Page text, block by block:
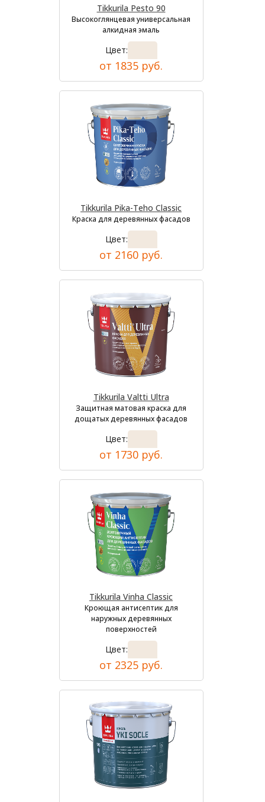
Tikkurila Pesto 90
Высокоглянцевая универсальная
алкидная эмаль
Цвет:
от 1835 руб.
Tikkurila Pika-Teho Classic
Краска для деревянных фасадов
Цвет:
от 2160 руб.
Tikkurila Valtti Ultra
Защитная матовая краска для
дощатых деревянных фасадов
Цвет:
от 1730 руб.
Tikkurila Vinha Classic
Кроющая антисептик для
наружных деревянных
поверхностей
Цвет:
от 2325 руб.